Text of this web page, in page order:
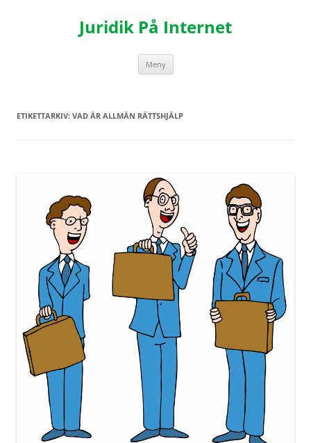
Juridik På Internet
Meny
ETIKETTARKIV: VAD ÄR ALLMÄN RÄTTSHJÄLP